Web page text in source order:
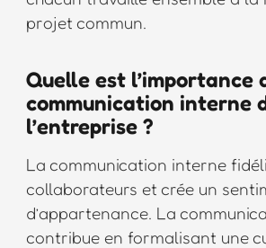
projet commun.
Quelle est l’importance
communication interne
l’entreprise ?
La communication interne
collaborateurs et crée un
d’appartenance. La
contribue en formalisant une